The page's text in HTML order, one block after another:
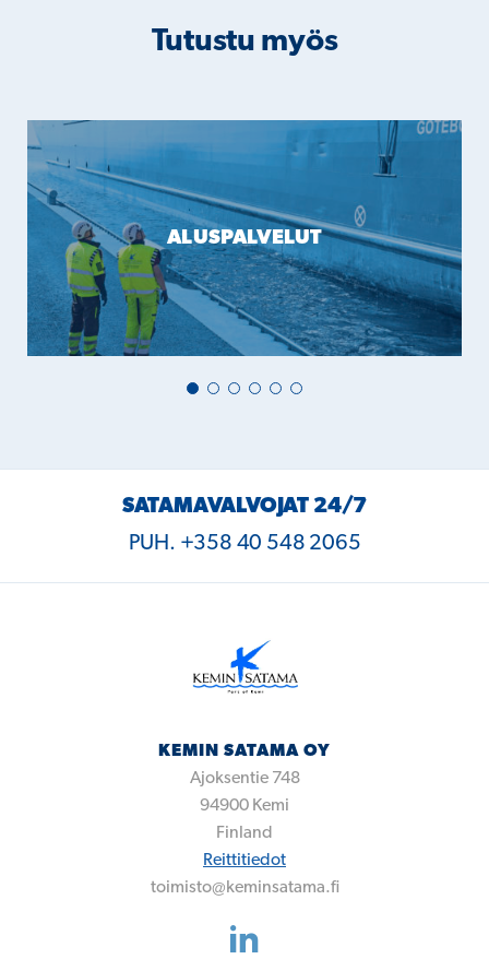
Tutustu myös
ALUSPALVELUT
SATAMAVALVOJAT 24/7
PUH. +358 40 548 2065
KEMIN SATAMA OY
Ajoksentie 748
94900 Kemi
Finland
Reittitiedot
toimisto@keminsatama.fi